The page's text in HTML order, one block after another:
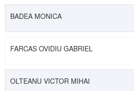
BADEA MONICA
FARCAS OVIDIU GABRIEL
OLTEANU VICTOR MIHAI